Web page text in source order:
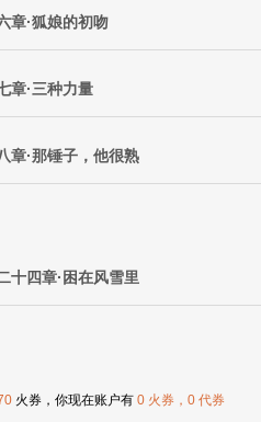
章·狐娘的初吻
章·三种力量
章·那锤子，他很熟
十四章·困在风雪里
火券，你现在账户有 0 火券，0 代券